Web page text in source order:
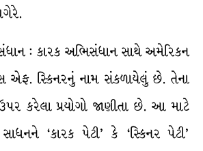
: કારક અભિસંધાન સાથે અમેરિકન
એફ. સ્કિનરનું નામ સંકળાયેલું છે. તેના
કરેલા પ્રયોગો જાણીતા છે. આ માટે
‘કારક પેટી’ કે ‘સ્કિનર પેટી’